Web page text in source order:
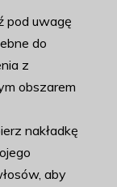
pod uwagę
do
z
obszarem
nakładkę
aby